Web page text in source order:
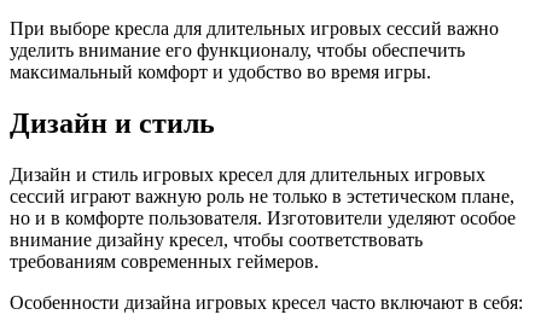
При выборе кресла для длительных игровых сессий важно
уделить внимание его функционалу, чтобы обеспечить
максимальный комфорт и удобство во время игры.
Дизайн и стиль
Дизайн и стиль игровых кресел для длительных игровых
сессий играют важную роль не только в эстетическом плане,
но и в комфорте пользователя. Изготовители уделяют особое
внимание дизайну кресел, чтобы соответствовать
требованиям современных геймеров.
Особенности дизайна игровых кресел часто включают в себя: